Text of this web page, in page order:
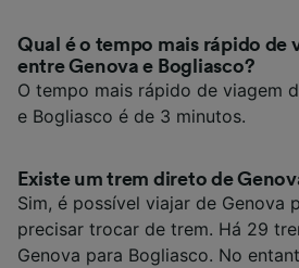
Qual é o tempo mais rápido de
entre Genova e Bogliasco?
O tempo mais rápido de viagem
e Bogliasco é de 3 minutos.
Existe um trem direto de
Sim, é possível viajar de Genova
precisar trocar de trem. Há 29
Genova para Bogliasco. No